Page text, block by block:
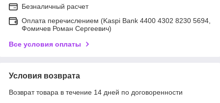
Безналичный расчет
Оплата перечислением (Kaspi Bank 4400 4302 8230 5694,
Фомичев Роман Сергеевич)
Все условия оплаты
Условия возврата
Возврат товара в течение 14 дней по договоренности